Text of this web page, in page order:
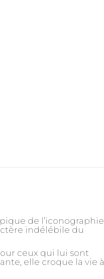
de l’iconographie
indélébile du
ceux qui lui sont
elle croque la vie à